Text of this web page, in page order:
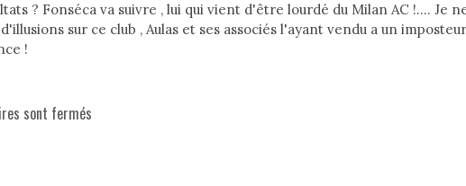
? Fonséca va suivre , lui qui vient d'être lourdé du Milan AC !.... Je
sur ce club , Aulas et ses associés l'ayant vendu a un
!
sont fermés